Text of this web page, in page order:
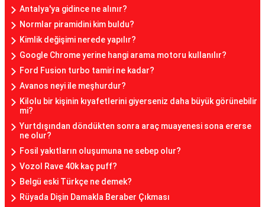
Antalya'ya gidince ne alınır?
Normlar piramidini kim buldu?
Kimlik değişimi nerede yapılır?
Google Chrome yerine hangi arama motoru kullanılır?
Ford Fusion turbo tamiri ne kadar?
Avanos neyi ile meşhurdur?
Kilolu bir kişinin kıyafetlerini giyerseniz daha büyük görünebilir
mi?
Yurtdışından döndükten sonra araç muayenesi sona ererse
ne olur?
Fosil yakıtların oluşumuna ne sebep olur?
Vozol Rave 40k kaç puff?
Belgü eski Türkçe ne demek?
Rüyada Dişin Damakla Beraber Çıkması